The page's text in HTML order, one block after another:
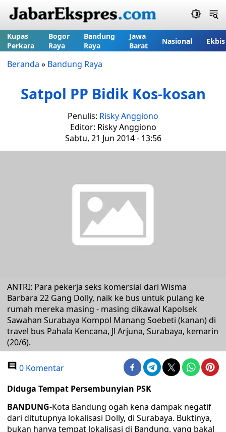
Kupas
Perkara
Bogor
Raya
Bandung
Raya
Jawa
Barat
Nasional Ekbis
Beranda » Bandung Raya
Satpol PP Bidik Kos-kosan
Penulis: Risky Anggiono
Editor: Risky Anggiono
Sabtu, 21 Jun 2014 - 13:56
ANTRI: Para pekerja seks komersial dari Wisma
Barbara 22 Gang Dolly, naik ke bus untuk pulang ke
rumah mereka masing - masing dikawal Kapolsek
Sawahan Surabaya Kompol Manang Soebeti (kanan) di
travel bus Pahala Kencana, Jl Arjuna, Surabaya, kemarin
(20/6).
0 Komentar
Diduga Tempat Persembunyian PSK
BANDUNG-Kota Bandung ogah kena dampak negatif
dari ditutupnya lokalisasi Dolly, di Surabaya. Buktinya,
bukan hanya tempat lokalisasi di Bandung, yang bakal